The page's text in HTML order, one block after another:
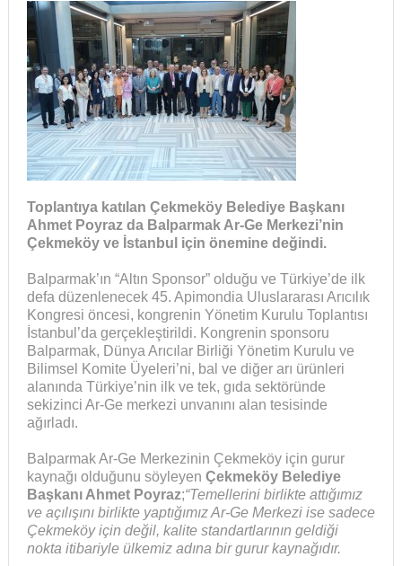
Toplantıya katılan Çekmeköy Belediye Başkanı
Ahmet Poyraz da Balparmak Ar-Ge Merkezi’nin
Çekmeköy ve İstanbul için önemine değindi.
Balparmak’ın “Altın Sponsor” olduğu ve Türkiye’de ilk
defa düzenlenecek 45. Apimondia Uluslararası Arıcılık
Kongresi öncesi, kongrenin Yönetim Kurulu Toplantısı
İstanbul’da gerçekleştirildi. Kongrenin sponsoru
Balparmak, Dünya Arıcılar Birliği Yönetim Kurulu ve
Bilimsel Komite Üyeleri’ni, bal ve diğer arı ürünleri
alanında Türkiye’nin ilk ve tek, gıda sektöründe
sekizinci Ar-Ge merkezi unvanını alan tesisinde
ağırladı.
Balparmak Ar-Ge Merkezinin Çekmeköy için gurur
kaynağı olduğunu söyleyen Çekmeköy Belediye
Başkanı Ahmet Poyraz;“Temellerini birlikte attığımız
ve açılışını birlikte yaptığımız Ar-Ge Merkezi ise sadece
Çekmeköy için değil, kalite standartlarının geldiği
nokta itibariyle ülkemiz adına bir gurur kaynağıdır.